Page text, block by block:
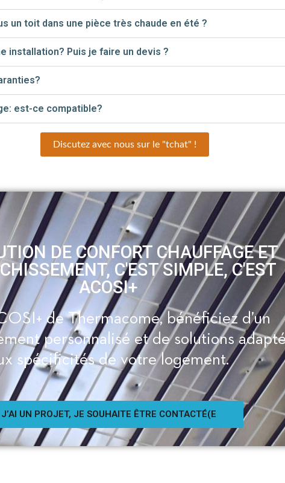
un toit dans une pièce très chaude en été ?
installation? Puis je faire un devis ?
est-ce compatible?
Discutez avec nous sur le "tchat" !
DE CONFORT CHAUFFAGE ET
C'EST SIMPLE, C'EST
ACOSI+
de Thermacome, bénéficiez d’un
personnalisé et de solutions
spécificités de votre logement.
J’AI UN PROJET, JE SOUHAITE ÊTRE CONTACTÉ(E